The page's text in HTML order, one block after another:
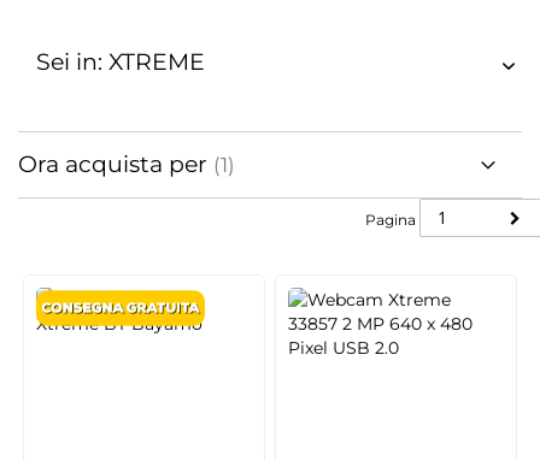
Pagina
Pagina
Sei in: XTREME
Ora acquista per